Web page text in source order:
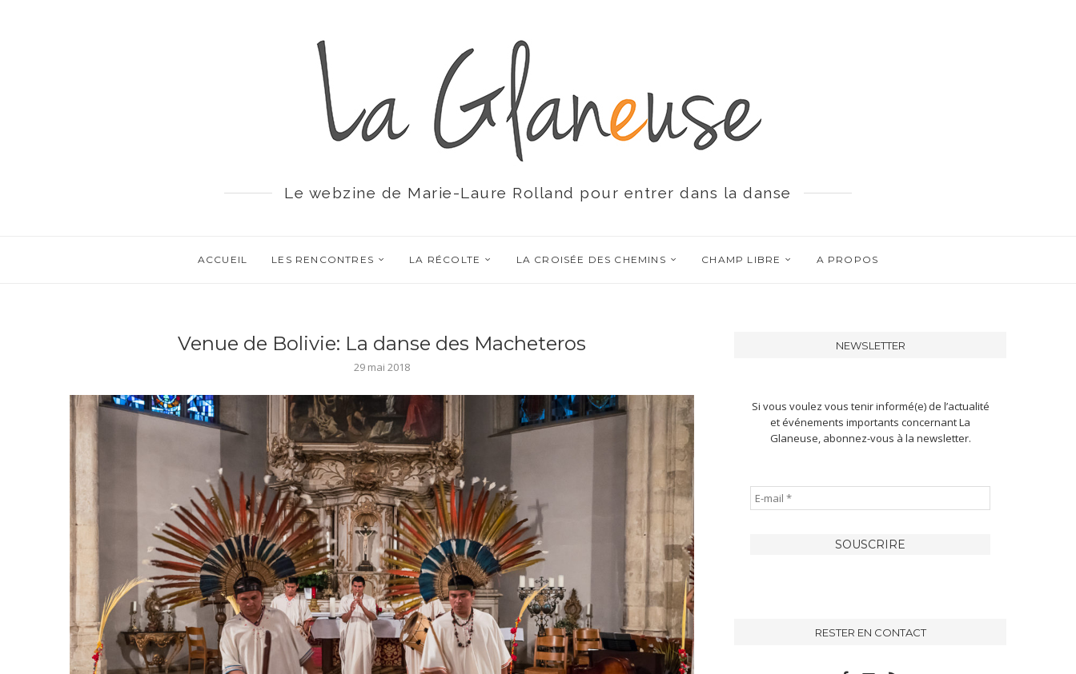
Le webzine de Marie-Laure Rolland pour entrer dans la danse
ACCUEIL LES RENCONTRES LA RÉCOLTE LA CROISÉE DES CHEMINS CHAMP LIBRE A PROPOS
Venue de Bolivie: La danse des Macheteros
29 mai 2018
NEWSLETTER
Si vous voulez vous tenir informé(e) de l’actualité
et événements importants concernant La
Glaneuse, abonnez-vous à la newsletter.
RESTER EN CONTACT